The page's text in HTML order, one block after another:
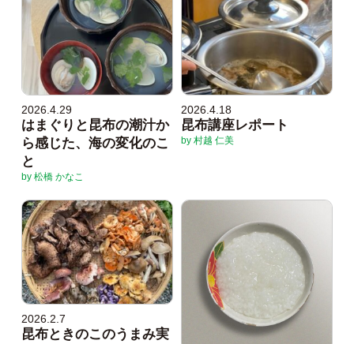
2026.4.29
はまぐりと昆布の潮汁か
ら感じた、海の変化のこ
と
by 松橋 かなこ
2026.4.18
昆布講座レポート
by 村越 仁美
2026.2.7
昆布ときのこのうまみ実